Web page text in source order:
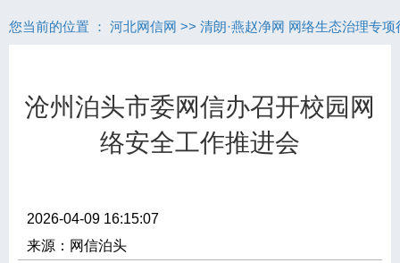
您当前的位置 ： 河北网信网 >> 清朗·燕赵净网 网络生态治理专项
沧州泊头市委网信办召开校园网
络安全工作推进会
2026-04-09 16:15:07
来源：网信泊头